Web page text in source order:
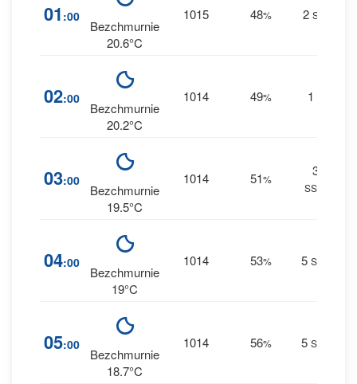
01 :00
Bezchmurnie
20.6°C
1015 48% 2 SW
02:00
Bezchmurnie
20.2°C
1014 49% 1
03:00
Bezchmurnie
19.5°C
1014 51%
3
SSW
04:00
Bezchmurnie
19°C
1014 53% 5 SSE
05:00
Bezchmurnie
18.7°C
1014 56% 5 SSE